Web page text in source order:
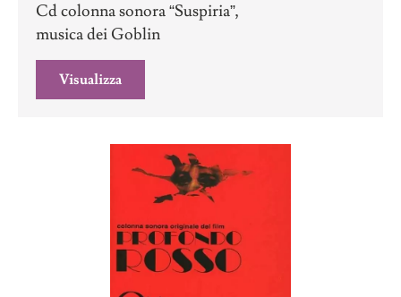
Cd colonna sonora “Suspiria”,
musica dei Goblin
Visualizza